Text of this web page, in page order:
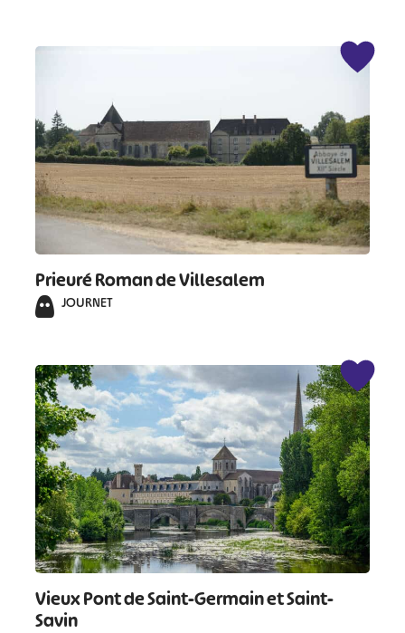
Prieuré Roman de Villesalem
JOURNET
Vieux Pont de Saint-Germain et Saint-
Savin